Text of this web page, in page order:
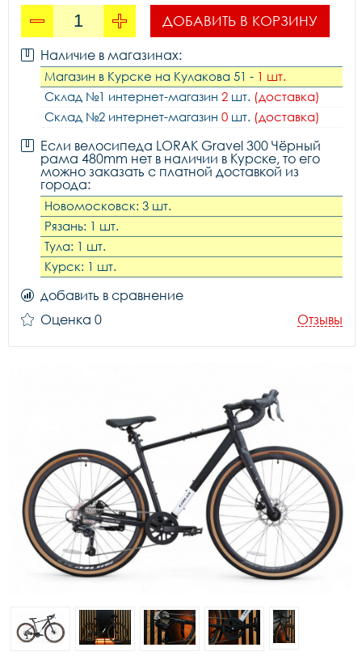
ДОБАВИТЬ В КОРЗИНУ
Наличие в магазинах:
Магазин в Курске на Кулакова 51 - 1 шт.
Склад №1 интернет-магазин 2 шт. (доставка)
Склад №2 интернет-магазин 0 шт. (доставка)
Если велосипеда LORAK Gravel 300 Чёрный
рама 480mm нет в наличии в Курске, то его
можно заказать с платной доставкой из
города:
Новомосковск: 3 шт.
Рязань: 1 шт.
Тула: 1 шт.
Курск: 1 шт.
добавить в сравнение
Оценка 0
Отзывы